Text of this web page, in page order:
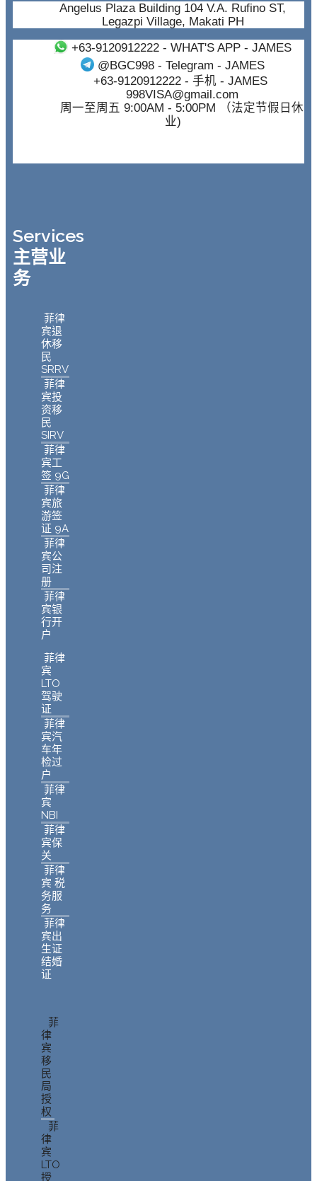
Angelus Plaza Building 104 V.A. Rufino ST,
Legazpi Village, Makati PH
+63-9120912222- WHAT'S APP - JAMES
@BGC998 - Telegram - JAMES
+63-9120912222- 手机 - JAMES
998VISA@gmail.com
周一至周五 9:00AM - 5:00PM （法定节假日休
业)
Services
主营业
务
菲律
宾退
休移
民
SRRV
菲律
宾投
资移
民
SIRV
菲律
宾工
签 9G
菲律
宾旅
游签
证 9A
菲律
宾公
司注
册
菲律
宾银
行开
户
菲律
宾
LTO
驾驶
证
菲律
宾汽
车年
检过
户
菲律
宾
NBI
菲律
宾保
关
菲律
宾 税
务服
务
菲律
宾出
生证
结婚
证
菲
律
宾
移
民
局
授
权
菲
律
宾
LTO
授